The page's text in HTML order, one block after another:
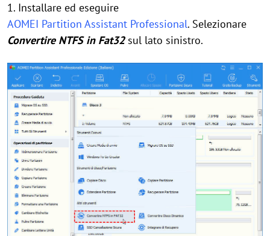
1. Installare ed eseguire
AOMEI Partition Assistant Professional. Selezionare
Convertire NTFS in Fat32sul lato sinistro.